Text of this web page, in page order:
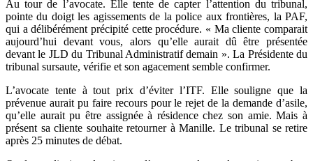
Au tour de l’avocate. Elle tente de capter l’attention du tribunal,
pointe du doigt les agissements de la police aux frontières, la PAF,
qui a délibérément précipité cette procédure. « Ma cliente comparait
aujourd’hui devant vous, alors qu’elle aurait dû être présentée
devant le JLD du Tribunal Administratif demain ». La Présidente du
tribunal sursaute, vérifie et son agacement semble confirmer.
L’avocate tente à tout prix d’éviter l’ITF. Elle souligne que la
prévenue aurait pu faire recours pour le rejet de la demande d’asile,
qu’elle aurait pu être assignée à résidence chez son amie. Mais à
présent sa cliente souhaite retourner à Manille. Le tribunal se retire
après 25 minutes de débat.